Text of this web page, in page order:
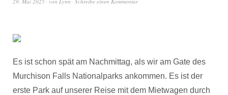
Es ist schon spät am Nachmittag, als wir am Gate des
Murchison Falls Nationalparks ankommen. Es ist der
erste Park auf unserer Reise mit dem Mietwagen durch